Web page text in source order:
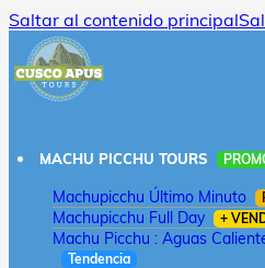
Saltar al contenido principal
MACHU PICCHU TOURS
Machupicchu Último Minuto
Machupicchu Full Day +
Machu Picchu : Aguas
Tendencia